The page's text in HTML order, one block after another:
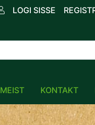
LOGI SISSE
MEIST KONTAKT